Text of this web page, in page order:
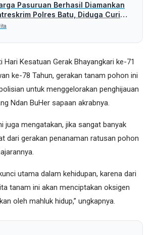
Pasuruan Berhasil Diamankan
Polres Batu, Diduga Curi
Rp 5 Juta
Hari Kesatuan Gerak Bhayangkari ke-71
ke-78 Tahun, gerakan tanam pohon ini
untuk menggelorakan penghijauan
Ndan BuHer sapaan akrabnya.
juga mengatakan, jika sangat banyak
dari gerakan penanaman ratusan pohon
utama dalam kehidupan, karena dari
tanam ini akan menciptakan oksigen
oleh mahluk hidup,” ungkapnya.